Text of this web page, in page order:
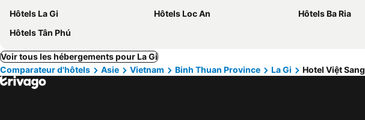
Hôtels La Gi
Hôtels Loc An Hôtels Ba Ria
Hôtels Tân Phú
Voir tous les hébergements pour La Gi
Comparateur d'hôtels
Asie Vietnam Binh Thuan Province La Gi Hotel Việt Sang